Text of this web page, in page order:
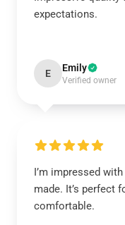
expectations.
E Emily
Verified owner
I’m impressed
made. It’s perfect
comfortable.